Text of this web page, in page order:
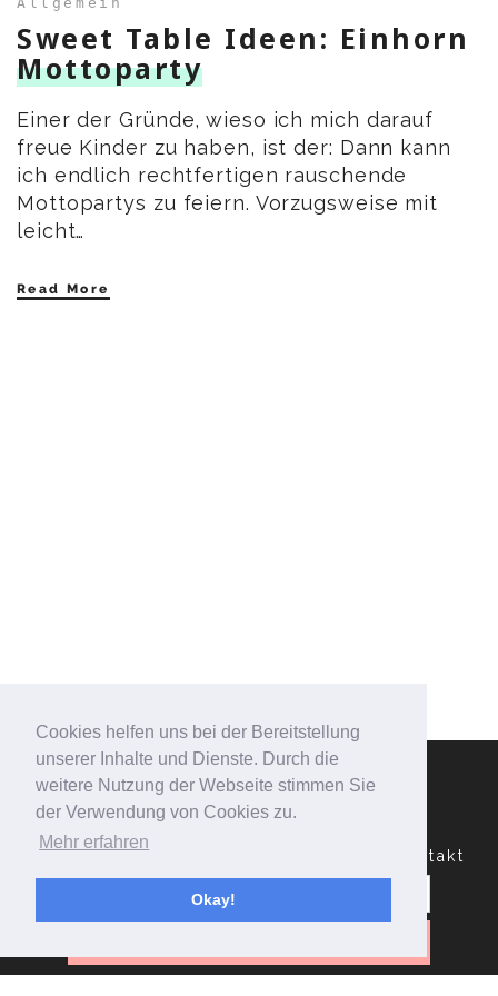
Cookies helfen uns bei der Bereitstellung
unserer Inhalte und Dienste. Durch die
weitere Nutzung der Webseite stimmen Sie
der Verwendung von Cookies zu.
Mehr erfahren
Okay!
Sweet Table Ideen: Einhorn
Mottoparty
Einer der Gründe, wieso ich mich darauf
freue Kinder zu haben, ist der: Dann kann
ich endlich rechtfertigen rauschende
Mottopartys zu feiern. Vorzugsweise mit
leicht…
Read More
Datenschutzerklärung Kontakt
Suchen